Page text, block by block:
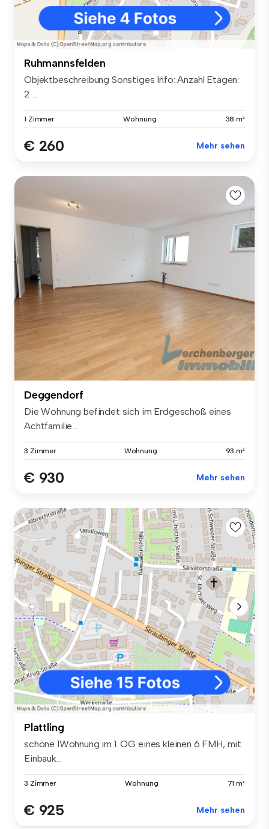
Ruhmannsfelden
Objektbeschreibung Sonstiges Info: Anzahl Etagen:
2 ...
1 Zimmer Wohnung 38 m²
€ 260 Mehr sehen
Deggendorf
Die Wohnung befindet sich im Erdgeschoß eines
Achtfamilie...
3 Zimmer Wohnung 93 m²
€ 930 Mehr sehen
Plattling
schöne 1Wohnung im 1. OG eines kleinen 6 FMH, mit
Einbauk...
3 Zimmer Wohnung 71 m²
€ 925 Mehr sehen